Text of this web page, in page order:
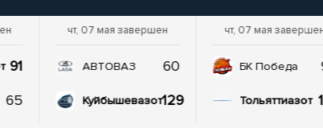
91
65
чт, 07 мая завершен
АВТОВАЗ 60
Куйбышевазот129
чт, 07 мая
БК Победа
Тольяттиазот